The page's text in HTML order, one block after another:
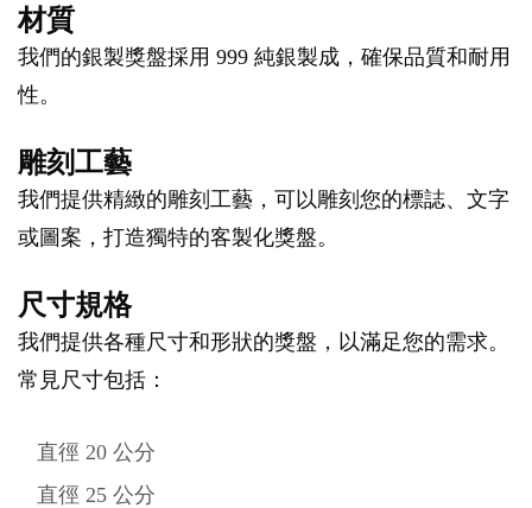
材質
我們的銀製獎盤採用 999 純銀製成，確保品質和耐用
性。
雕刻工藝
我們提供精緻的雕刻工藝，可以雕刻您的標誌、文字
或圖案，打造獨特的客製化獎盤。
尺寸規格
我們提供各種尺寸和形狀的獎盤，以滿足您的需求。
常見尺寸包括：
直徑 20 公分
直徑 25 公分